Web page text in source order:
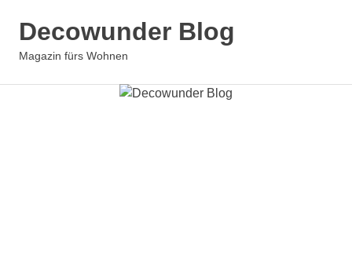
InhaltDecowunder Blog
Magazin fürs Wohnen